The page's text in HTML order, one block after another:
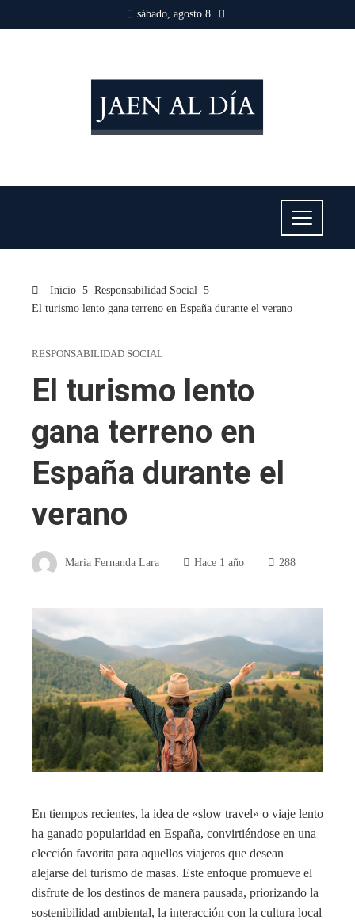
sábado, agosto 8
Inicio
Responsabilidad Social
El turismo lento gana terreno en España durante el verano
RESPONSABILIDAD SOCIAL
El turismo lento
gana terreno en
España durante el
verano
Maria Fernanda Lara Hace 1 año 288
En tiempos recientes, la idea de «slow travel» o viaje lento
ha ganado popularidad en España, convirtiéndose en una
elección favorita para aquellos viajeros que desean
alejarse del turismo de masas. Este enfoque promueve el
disfrute de los destinos de manera pausada, priorizando la
sostenibilidad ambiental, la interacción con la cultura local